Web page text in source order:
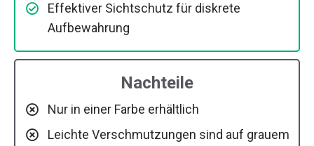
Effektiver Sichtschutz für diskrete
Aufbewahrung
Nachteile
Nur in einer Farbe erhältlich
Leichte Verschmutzungen sind auf grauem